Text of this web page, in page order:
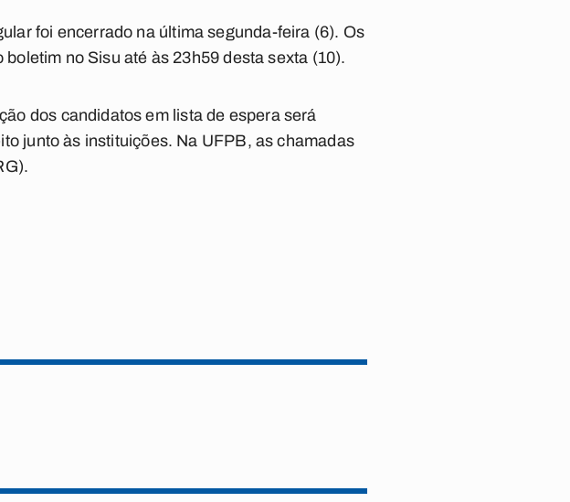
foi encerrado na última segunda-feira (6). Os
no Sisu até às 23h59 desta sexta (10).
dos candidatos em lista de espera será
junto às instituições. Na UFPB, as chamadas